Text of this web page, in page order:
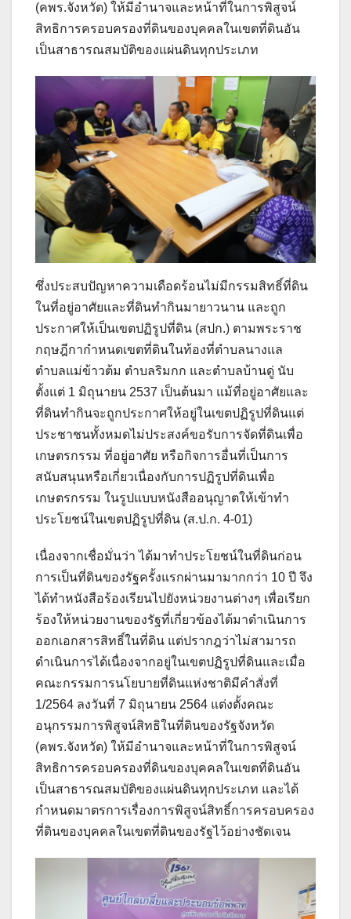
(คพร.จังหวัด) ให้มีอำนาจและหน้าที่ในการพิสูจน์
สิทธิการครอบครองที่ดินของบุคคลในเขตที่ดินอัน
เป็นสาธารณสมบัติของแผ่นดินทุกประเภท
ซึ่งประสบปัญหาความเดือดร้อนไม่มีกรรมสิทธิ์ที่ดิน
ในที่อยู่อาศัยและที่ดินทำกินมายาวนาน และถูก
ประกาศให้เป็นเขตปฏิรูปที่ดิน (สปก.) ตามพระราช
กฤษฎีกากำหนดเขตที่ดินในท้องที่ตำบลนางแล
ตำบลแม่ข้าวต้ม ตำบลริมกก และตำบลบ้านดู่ นับ
ตั้งแต่ 1 มิถุนายน 2537 เป็นต้นมา แม้ที่อยู่อาศัยและ
ที่ดินทำกินจะถูกประกาศให้อยู่ในเขตปฏิรูปที่ดินแต่
ประชาชนทั้งหมดไม่ประสงค์ขอรับการจัดที่ดินเพื่อ
เกษตรกรรม ที่อยู่อาศัย หรือกิจการอื่นที่เป็นการ
สนับสนุนหรือเกี่ยวเนื่องกับการปฏิรูปที่ดินเพื่อ
เกษตรกรรม ในรูปแบบหนังสืออนุญาตให้เข้าทำ
ประโยชน์ในเขตปฏิรูปที่ดิน (ส.ป.ก. 4-01)
เนื่องจากเชื่อมั่นว่า ได้มาทำประโยชน์ในที่ดินก่อน
การเป็นที่ดินของรัฐครั้งแรกผ่านมามากกว่า 10 ปี จึง
ได้ทำหนังสือร้องเรียนไปยังหน่วยงานต่างๆ เพื่อเรียก
ร้องให้หน่วยงานของรัฐที่เกี่ยวข้องได้มาดำเนินการ
ออกเอกสารสิทธิ์ในที่ดิน แต่ปรากฎว่าไม่สามารถ
ดำเนินการได้เนื่องจากอยู่ในเขตปฏิรูปที่ดินและเมื่อ
คณะกรรมการนโยบายที่ดินแห่งชาติมีคำสั่งที่
1/2564 ลงวันที่ 7 มิถุนายน 2564 แต่งตั้งคณะ
อนุกรรมการพิสูจน์สิทธิในที่ดินของรัฐจังหวัด
(คพร.จังหวัด) ให้มีอำนาจและหน้าที่ในการพิสูจน์
สิทธิการครอบครองที่ดินของบุคคลในเขตที่ดินอัน
เป็นสาธารณสมบัติของแผ่นดินทุกประเภท และได้
กำหนดมาตรการเรื่องการพิสูจน์สิทธิ์การครอบครอง
ที่ดินของบุคคลในเขตที่ดินของรัฐไว้อย่างชัดเจน